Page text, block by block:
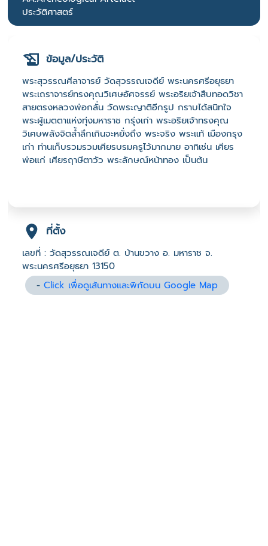
ประวัติศาสตร์
ข้อมูล/ประวัติ
พระสุวรรณศีลาจารย์ วัดสุวรรณเจดีย์ พระนครศรีอยุธยา
พระเถราจารย์ทรงคุณวิเศษอัศจรรย์ พระอริยเจ้าสืบทอดวิชา
สายตรงหลวงพ่อกลั่น วัดพระญาติอีกรูป กราบได้สนิทใจ
พระผู้เมตตาแห่งทุ่งมหาราช กรุ่งเก่า พระอริยเจ้าทรงคุณ
วิเศษพลังจิตล้ำลึกเกินจะหยั่งถึง พระจริง พระแท้ เมืองกรุง
เก่า ท่านเก็บรวมรวมเศียรบรมครูไว้มากมาย อาทิเช่น เศียร
พ่อแก่ เศียรฤาษีตาวัว พระลักษณ์หน้าทอง เป็นต้น
ที่ตั้ง
เลขที่ : วัดสุวรรณเจดีย์ ต. บ้านขวาง อ. มหาราช จ.
พระนครศรีอยุธยา 13150
-Click เพื่อดูเส้นทางและพิกัดบน Google Map